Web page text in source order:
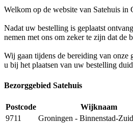
Welkom op de website van Satehuis
Nadat uw bestelling is geplaatst
nemen met ons om zeker te zijn dat de
Wij gaan tijdens de bereiding van
u bij het plaatsen van uw bestelling
Bezorggebied Satehuis
Postcode Wijknaam
9711
Groningen - Binnenstad-Zuid